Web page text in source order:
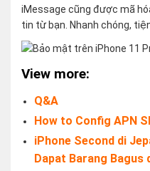
iMessage cũng được mã
tin từ bạn. Nhanh chóng,
View more:
Q&A
How to Config APN
iPhone Second di
Dapat Barang Bagus